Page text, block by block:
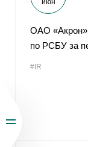
ОАО «Акрон»
по РСБУ за
#IR